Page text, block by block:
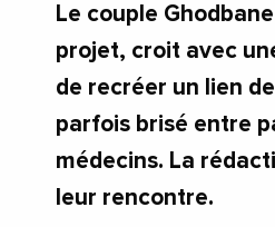
Le couple
projet, croit avec
de recréer un lien
parfois brisé entre
médecins. La
leur rencontre.